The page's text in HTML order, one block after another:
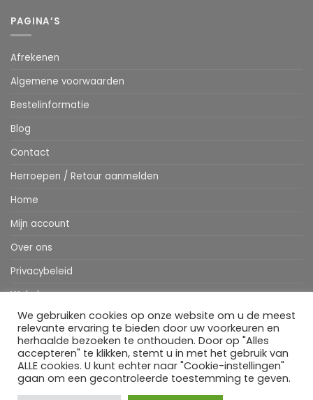
PAGINA’S
Afrekenen
Algemene voorwaarden
Bestelinformatie
Blog
Contact
Herroepen / Retour aanmelden
Home
Mijn account
Over ons
Privacybeleid
Webshop
Winkelwagen
Stripe MasterCardIDeal BancontactKlarna
Apple
Pay
HOME WEBSHOP MIJN ACCOUNT BESTELINFORMATIE
We gebruiken cookies op onze website om u de meest
relevante ervaring te bieden door uw voorkeuren en
herhaalde bezoeken te onthouden. Door op "Alles
accepteren" te klikken, stemt u in met het gebruik van
ALLE cookies. U kunt echter naar "Cookie-instellingen"
gaan om een gecontroleerde toestemming te geven.